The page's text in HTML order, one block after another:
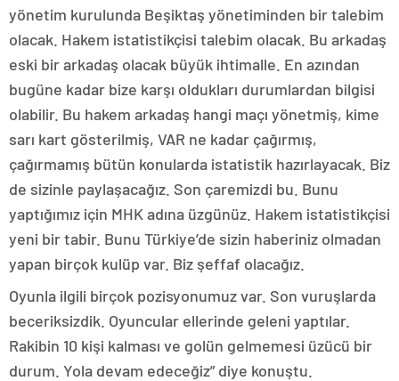
yönetim kurulunda Beşiktaş yönetiminden bir talebim
olacak. Hakem istatistikçisi talebim olacak. Bu arkadaş
eski bir arkadaş olacak büyük ihtimalle. En azından
bugüne kadar bize karşı oldukları durumlardan bilgisi
olabilir. Bu hakem arkadaş hangi maçı yönetmiş, kime
sarı kart gösterilmiş, VAR ne kadar çağırmış,
çağırmamış bütün konularda istatistik hazırlayacak. Biz
de sizinle paylaşacağız. Son çaremizdi bu. Bunu
yaptığımız için MHK adına üzgünüz. Hakem istatistikçisi
yeni bir tabir. Bunu Türkiye’de sizin haberiniz olmadan
yapan birçok kulüp var. Biz şeffaf olacağız.
Oyunla ilgili birçok pozisyonumuz var. Son vuruşlarda
beceriksizdik. Oyuncular ellerinde geleni yaptılar.
Rakibin 10 kişi kalması ve golün gelmemesi üzücü bir
durum. Yola devam edeceğiz” diye konuştu.